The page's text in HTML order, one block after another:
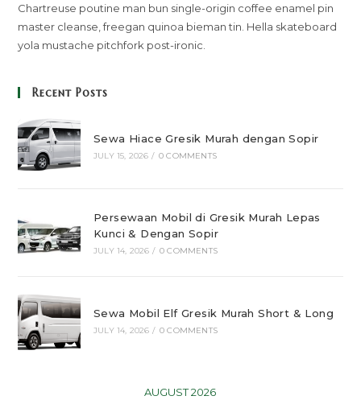
Chartreuse poutine man bun single-origin coffee enamel pin
master cleanse, freegan quinoa bieman tin. Hella skateboard
yola mustache pitchfork post-ironic.
Recent Posts
Sewa Hiace Gresik Murah dengan Sopir
JULY 15, 2026 / 0 COMMENTS
Persewaan Mobil di Gresik Murah Lepas
Kunci & Dengan Sopir
JULY 14, 2026 / 0 COMMENTS
Sewa Mobil Elf Gresik Murah Short & Long
JULY 14, 2026 / 0 COMMENTS
AUGUST 2026